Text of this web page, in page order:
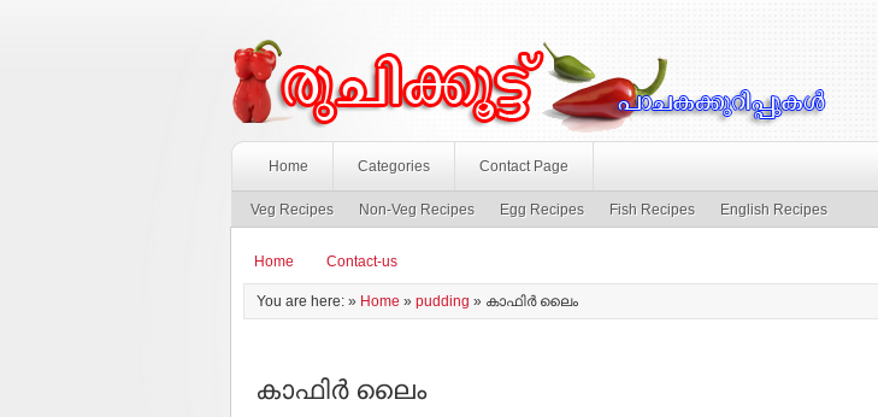
Home Categories Contact Page
Veg Recipes Non-Veg Recipes Egg Recipes Fish Recipes English Recipes
Home Contact-us
You are here: » Home » pudding » കാഫിര്‍ ലൈം
കാഫിര്‍ ലൈം